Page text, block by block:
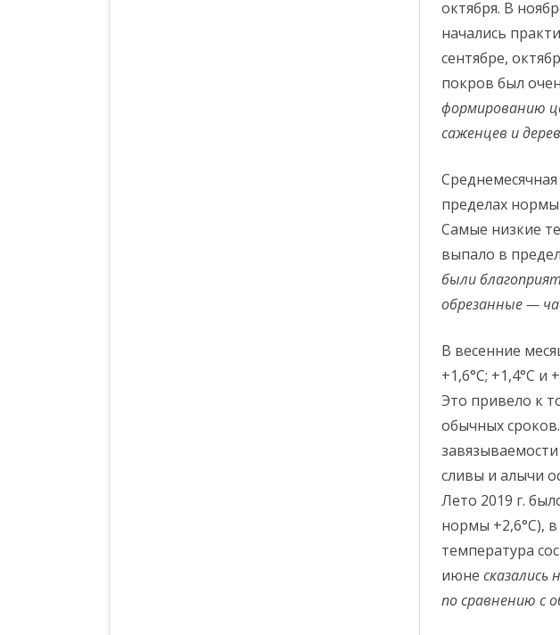
октября. В
начались
сентябре,
покров был
формированию
саженцев и
пределах нормы
Самые низкие
выпало в
были
обрезанные —
В весенние
+1,6°С; +1,4°С и
Это привело к
обычных
сливы и алычи
Лето 2019 г.
нормы +2,6°С),
температура
июнесказались
по сравнению с